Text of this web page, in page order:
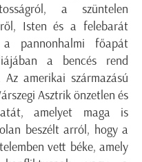
a szüntelen
Isten és a felebarát
pannonhalmi főapát
a bencés rend
amerikai származású
Asztrik önzetlen és
amelyet maga is
beszélt arról, hogy a
vett béke, amely